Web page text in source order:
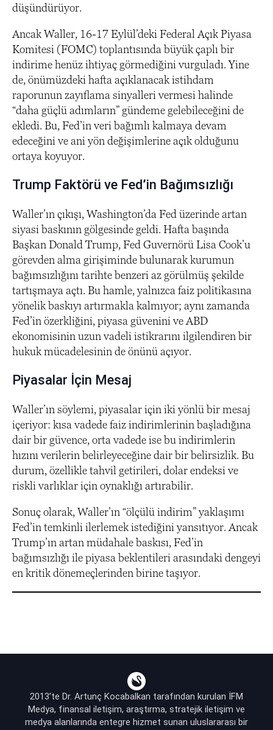
düşündürüyor.
Ancak Waller, 16-17 Eylül’deki Federal Açık Piyasa
Komitesi (FOMC) toplantısında büyük çaplı bir
indirime henüz ihtiyaç görmediğini vurguladı. Yine
de, önümüzdeki hafta açıklanacak istihdam
raporunun zayıflama sinyalleri vermesi halinde
“daha güçlü adımların” gündeme gelebileceğini de
ekledi. Bu, Fed’in veri bağımlı kalmaya devam
edeceğini ve ani yön değişimlerine açık olduğunu
ortaya koyuyor.
Trump Faktörü ve Fed’in Bağımsızlığı
Waller’ın çıkışı, Washington’da Fed üzerinde artan
siyasi baskının gölgesinde geldi. Hafta başında
Başkan Donald Trump, Fed Guvernörü Lisa Cook’u
görevden alma girişiminde bulunarak kurumun
bağımsızlığını tarihte benzeri az görülmüş şekilde
tartışmaya açtı. Bu hamle, yalnızca faiz politikasına
yönelik baskıyı artırmakla kalmıyor; aynı zamanda
Fed’in özerkliğini, piyasa güvenini ve ABD
ekonomisinin uzun vadeli istikrarını ilgilendiren bir
hukuk mücadelesinin de önünü açıyor.
Piyasalar İçin Mesaj
Waller’ın söylemi, piyasalar için iki yönlü bir mesaj
içeriyor: kısa vadede faiz indirimlerinin başladığına
dair bir güvence, orta vadede ise bu indirimlerin
hızını verilerin belirleyeceğine dair bir belirsizlik. Bu
durum, özellikle tahvil getirileri, dolar endeksi ve
riskli varlıklar için oynaklığı artırabilir.
Sonuç olarak, Waller’ın “ölçülü indirim” yaklaşımı
Fed’in temkinli ilerlemek istediğini yansıtıyor. Ancak
Trump’ın artan müdahale baskısı, Fed’in
bağımsızlığı ile piyasa beklentileri arasındaki dengeyi
en kritik dönemeçlerinden birine taşıyor.
2013’te Dr. Artunç Kocabalkan tarafından kurulan İFM
Medya, finansal iletişim, araştırma, stratejik iletişim ve
medya alanlarında entegre hizmet sunan uluslararası bir